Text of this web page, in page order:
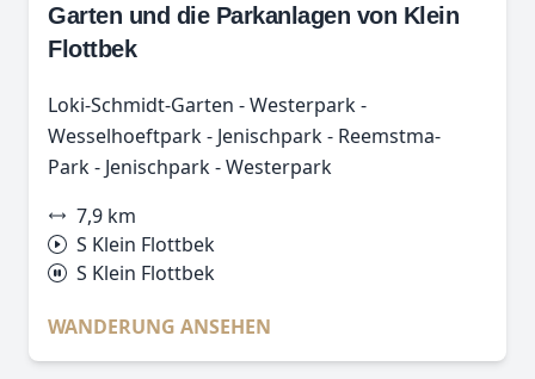
Garten und die Parkanlagen von Klein
Flottbek
Loki-Schmidt-Garten - Westerpark -
Wesselhoeftpark - Jenischpark - Reemstma-
Park - Jenischpark - Westerpark
7,9 km
S Klein Flottbek
S Klein Flottbek
WANDERUNG ANSEHEN